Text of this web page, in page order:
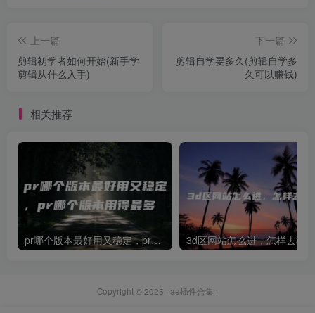
上一篇
剪辑初学者如何开始(新手学
剪辑从什么入手)
下一篇
剪辑自学要多久(剪辑自学多
久可以赚钱)
相关推荐
pr哪个版本最好用又稳定，pr哪个版本用得最多 3d区网站怎么进，怎样去3d
Copyright © 2025 · ae插件合集 ·